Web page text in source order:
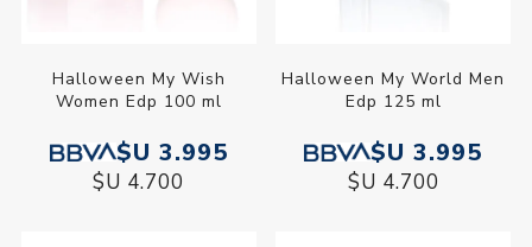
Halloween My Wish
Women Edp 100 ml
$U 3.995
$U 4.700
Halloween My World Men
Edp 125 ml
$U 3.995
$U 4.700